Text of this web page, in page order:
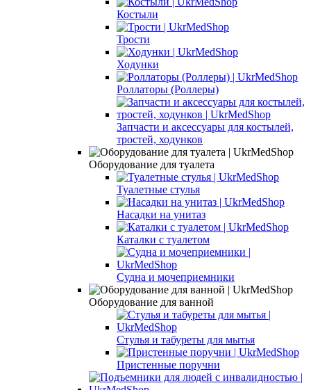
Костыли
Трости
Ходунки
Роллаторы (Роллеры)
Запчасти и аксессуары для костылей,
тростей, ходунков
Оборудование для туалета
Туалетные стулья
Насадки на унитаз
Каталки с туалетом
Судна и мочеприемники
Оборудование для ванной
Стулья и табуреты для мытья
Пристенные поручни